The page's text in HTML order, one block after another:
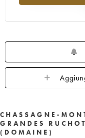
CHASSAGNE-
GRANDES
(DOMAINE)